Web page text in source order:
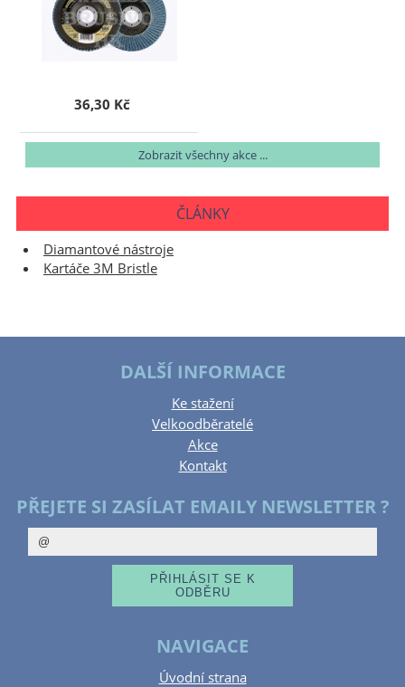
36,30 Kč
Zobrazit všechny akce ...
ČLÁNKY
Diamantové nástroje
Kartáče 3M Bristle
DALŠÍ INFORMACE
Ke stažení
Velkoodběratelé
Akce
Kontakt
PŘEJETE SI ZASÍLAT EMAILY NEWSLETTER ?
NAVIGACE
Úvodní strana